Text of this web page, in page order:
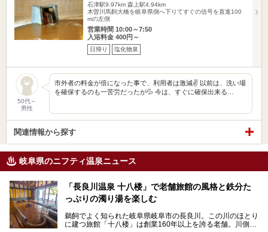
石津駅9.97km 森上駅4.94km
木曽川馬飼大橋を岐阜県側へ下りてすぐの信号を直進100
mの左側
営業時間 10:00～7:50
入浴料金 400円～
日帰り 塩化物泉
50代～
男性
市外者の料金が倍になった事で、利用者は激減✌️ 以前は、洗い場
を確保するのも一苦労だったが💦 今は、すぐに確保出来る…
関連情報から探す
岐阜県のニフティ温泉ニュース
「長良川温泉 十八楼」で老舗旅館の風格と鉄分た
っぷりの濁り湯を楽しむ
鵜飼でよく知られた岐阜県岐阜市の長良川。この川のほとり
に建つ旅館「十八楼」は創業160年以上を誇る老舗。川側の